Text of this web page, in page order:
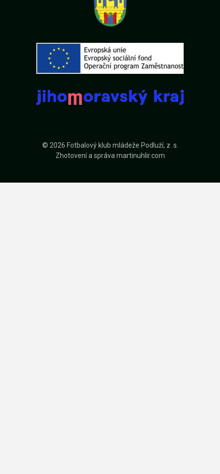
© 2026 Fotbalový klub mládeže Podluží, z. s.
Zhotovení a správamartinuhlir.com